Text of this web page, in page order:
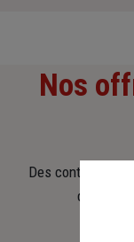
Nos
Des contrats